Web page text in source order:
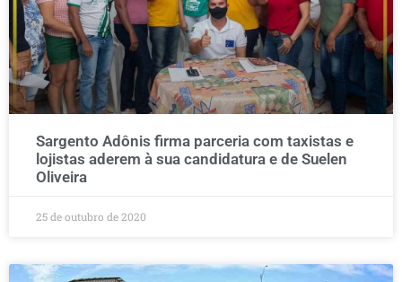
Sargento Adônis firma parceria com taxistas e
lojistas aderem à sua candidatura e de Suelen
Oliveira
25 de outubro de 2020